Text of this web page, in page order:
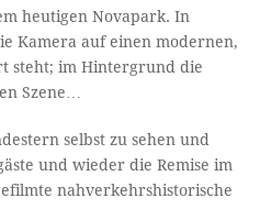
heutigen Novapark. In
Kamera auf einen modernen,
steht; im Hintergrund die
Szene…
selbst zu sehen und
und wieder die Remise im
nahverkehrshistorische